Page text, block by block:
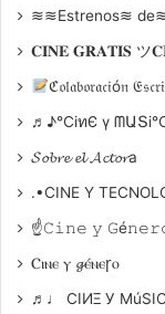
Realismo
elementos
condición
con un
hacia una
utilizando
≋≋Estrenos≋
𝐂𝐈𝐍𝐄 𝐆𝐑𝐀𝐓𝐈𝐒 ツ
ℭ𝔬𝔩𝔞𝔟𝔬𝔯𝔞𝔠𝔦ó𝔫
♬♪℃іทЄ ү
𝓢𝓸𝓫𝓻𝓮 𝓮𝓵 𝓐𝓬𝓽𝓸𝓻a
.•CINE Y
☝𝙲𝚒𝚗𝚎 𝚢
Ⲥⲓⲛⲉ ⲩ 𝓰ⲉ́ⲛⲉꞅⲟ
♬♩ CIИΞ У